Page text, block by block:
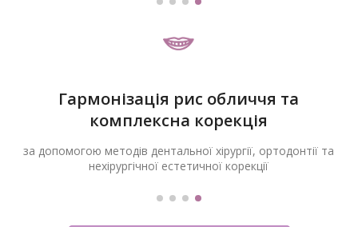
Гармонізація рис обличчя та
комплексна корекція
нехірургічної естетичної корекції